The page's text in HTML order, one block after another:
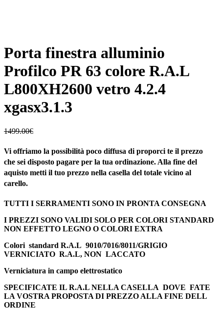
Porta finestra alluminio
Profilco PR 63 colore R.A.L
L800XH2600 vetro 4.2.4
xgasx3.1.3
1499.00€
Vi offriamo la possibilità poco diffusa di proporci te il prezzo
che sei disposto pagare per la tua ordinazione. Alla fine del
aquisto metti il tuo prezzo nella casella del totale vicino al
carello.
TUTTI I SERRAMENTI SONO IN PRONTA CONSEGNA
I PREZZI SONO VALIDI SOLO PER COLORI STANDARD
NON EFFETTO LEGNO O COLORI EXTRA
Colori standard R.A.L 9010/7016/8011/GRIGIO
VERNICIATO R.A.L, NON LACCATO
Verniciatura in campo elettrostatico
SPECIFICATE IL R.A.L NELLA CASELLA DOVE FATE
LA VOSTRA PROPOSTA DI PREZZO ALLA FINE DELL
ORDINE